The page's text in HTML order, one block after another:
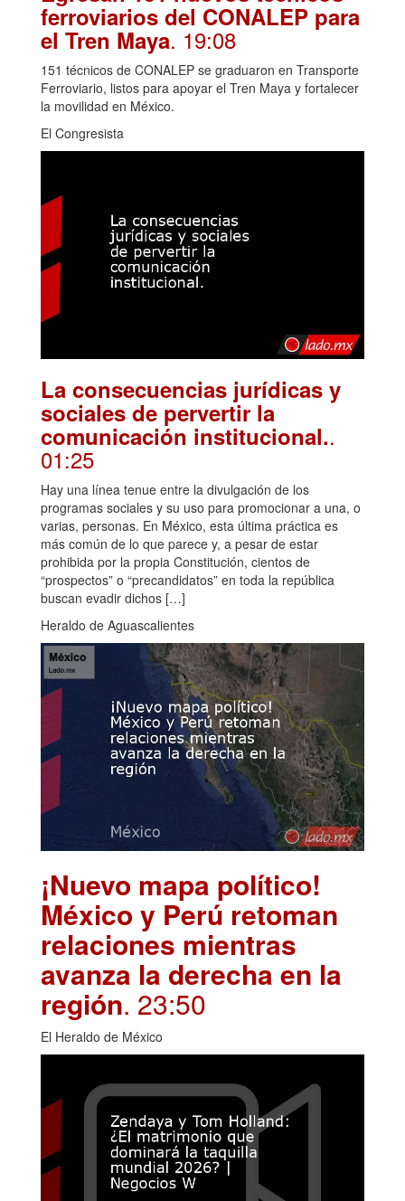
ferroviarios del CONALEP para
el Tren Maya. 19:08
151 técnicos de CONALEP se graduaron en Transporte
Ferroviario, listos para apoyar el Tren Maya y fortalecer
la movilidad en México.
El Congresista
La consecuencias jurídicas y
sociales de pervertir la
comunicación institucional..
01:25
Hay una línea tenue entre la divulgación de los
programas sociales y su uso para promocionar a una, o
varias, personas. En México, esta última práctica es
más común de lo que parece y, a pesar de estar
prohibida por la propia Constitución, cientos de
“prospectos” o “precandidatos” en toda la república
buscan evadir dichos […]
Heraldo de Aguascalientes
¡Nuevo mapa político!
México y Perú retoman
relaciones mientras
avanza la derecha en la
región. 23:50
El Heraldo de México